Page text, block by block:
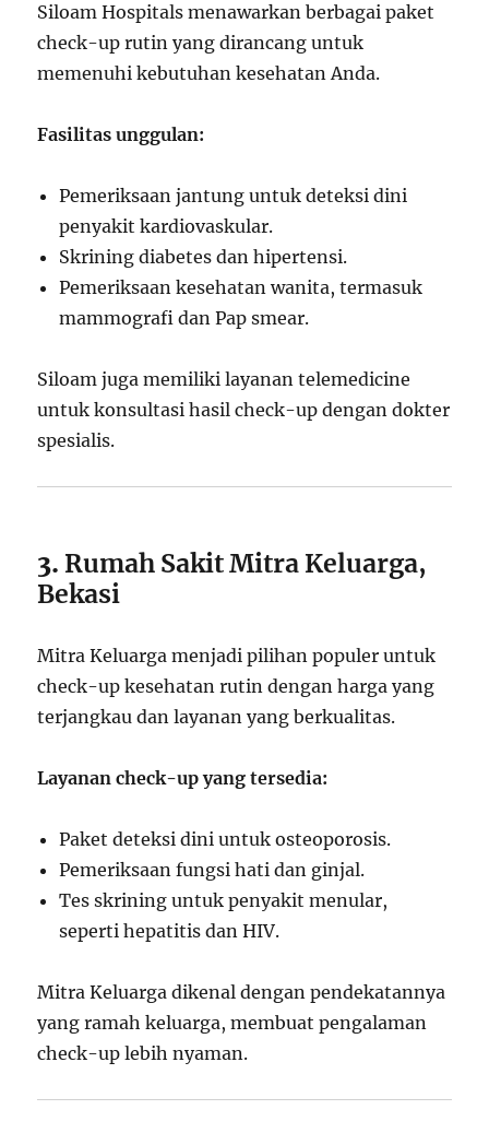
Siloam Hospitals menawarkan berbagai paket
check-up rutin yang dirancang untuk
memenuhi kebutuhan kesehatan Anda.
Fasilitas unggulan:
Pemeriksaan jantung untuk deteksi dini
penyakit kardiovaskular.
Skrining diabetes dan hipertensi.
Pemeriksaan kesehatan wanita, termasuk
mammografi dan Pap smear.
Siloam juga memiliki layanan telemedicine
untuk konsultasi hasil check-up dengan dokter
spesialis.
3.Rumah Sakit Mitra Keluarga,
Bekasi
Mitra Keluarga menjadi pilihan populer untuk
check-up kesehatan rutin dengan harga yang
terjangkau dan layanan yang berkualitas.
Layanan check-up yang tersedia:
Paket deteksi dini untuk osteoporosis.
Pemeriksaan fungsi hati dan ginjal.
Tes skrining untuk penyakit menular,
seperti hepatitis dan HIV.
Mitra Keluarga dikenal dengan pendekatannya
yang ramah keluarga, membuat pengalaman
check-up lebih nyaman.